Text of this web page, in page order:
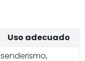
Uso adecuado
senderismo,